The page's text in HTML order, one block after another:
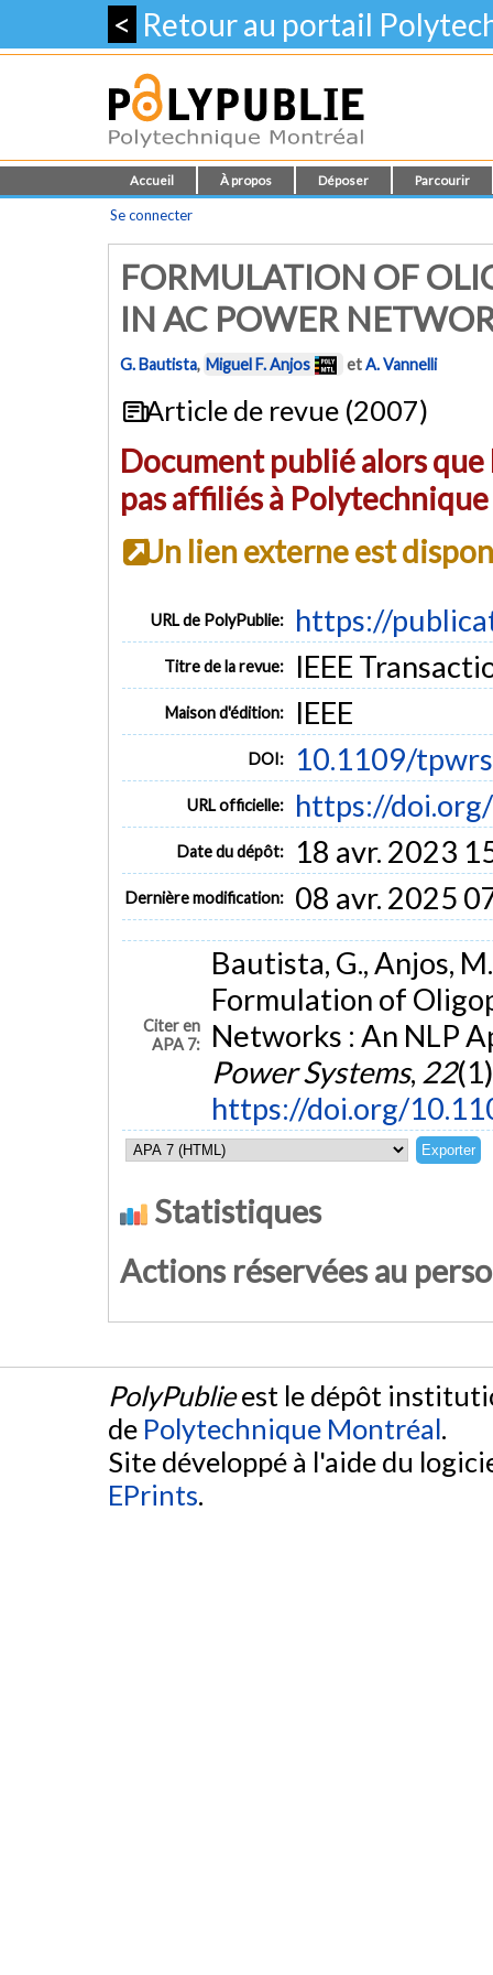
< Retour au portail
Accueil À propos Déposer Parcourir
Se connecter
FORMULATION OF
IN AC POWER
G. Bautista, Miguel F. Anjos etA. Vannelli
Article de revue (2007)
Document publié alors
pas affiliés à
Un lien externe est
URL de PolyPublie: https://
Titre de la revue: IEEE
Maison d'édition: IEEE
DOI: 10.1109/
URL officielle: https://
Date du dépôt: 18 avr. 2023
Dernière modification: 08 avr. 2025
Citer en
APA 7:
Bautista, G., Anjos,
Formulation of
Networks : An NLP
Power Systems, 22
https://doi.org/
Statistiques
Actions réservées au
PolyPublieest le dépôt
de Polytechnique Montréal.
Site développé à l'aide du
EPrints.